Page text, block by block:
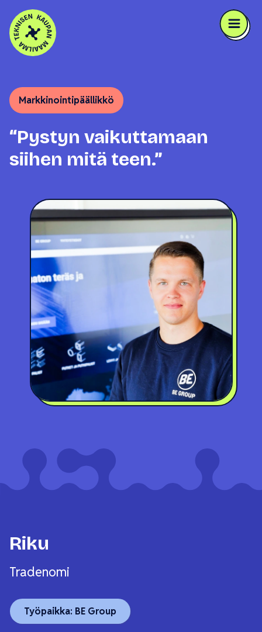
Markkinointipäällikkö
“Pystyn vaikuttamaan
siihen mitä teen.”
Riku
Tradenomi
Työpaikka: BE Group